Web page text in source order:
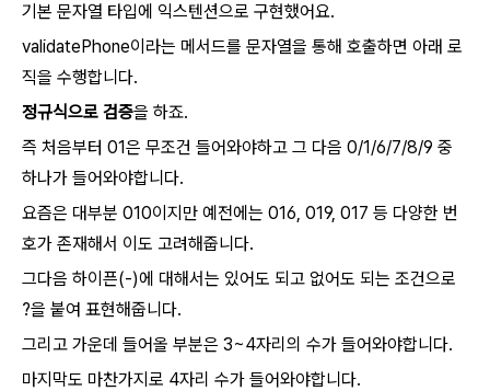
기본 문자열 타입에 익스텐션으로 구현했어요.
validatePhone이라는 메서드를 문자열을 통해 호출하면 아래 로
직을 수행합니다.
정규식으로 검증을 하죠.
즉 처음부터 01은 무조건 들어와야하고 그 다음 0/1/6/7/8/9 중
하나가 들어와야합니다.
요즘은 대부분 010이지만 예전에는 016, 019, 017 등 다양한 번
호가 존재해서 이도 고려해줍니다.
그다음 하이픈(-)에 대해서는 있어도 되고 없어도 되는 조건으로
?을 붙여 표현해줍니다.
그리고 가운데 들어올 부분은 3~4자리의 수가 들어와야합니다.
마지막도 마찬가지로 4자리 수가 들어와야합니다.